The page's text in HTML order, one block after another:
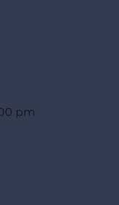
pm